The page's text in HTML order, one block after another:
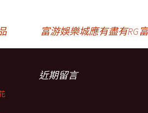
富游娛樂城應有盡有RG
近期留言